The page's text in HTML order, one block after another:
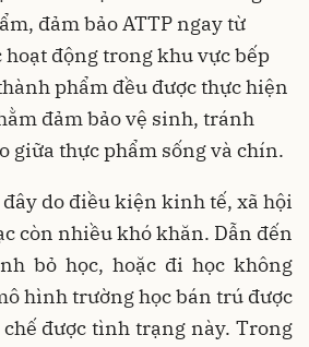
đảm bảo ATTP ngay từ
hoạt động trong khu vực bếp
phẩm đều được thực hiện
đảm bảo vệ sinh, tránh
giữa thực phẩm sống và chín.
do điều kiện kinh tế, xã hội
còn nhiều khó khăn. Dẫn đến
bỏ học, hoặc đi học không
hình trường học bán trú được
được tình trạng này. Trong